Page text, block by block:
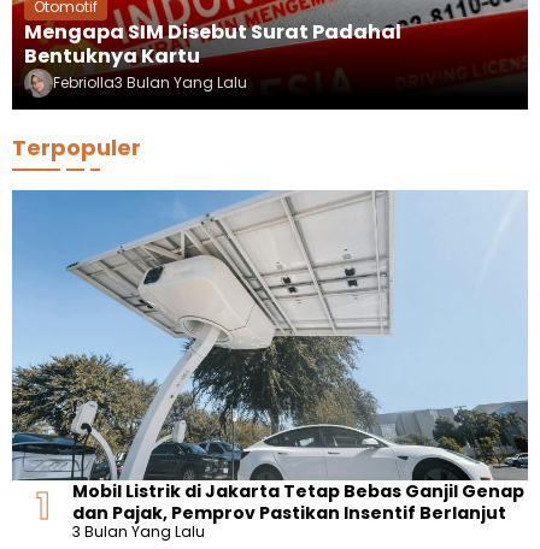
Otomotif
Mengapa SIM Disebut Surat Padahal
Bentuknya Kartu
Febriolla3 Bulan Yang Lalu
Terpopuler
Mobil Listrik di Jakarta Tetap Bebas Ganjil Genap
dan Pajak, Pemprov Pastikan Insentif Berlanjut
3 Bulan Yang Lalu